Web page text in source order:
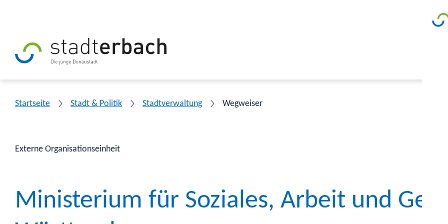
Startseite Stadt & Politik Stadtverwaltung Wegweiser
Externe Organisationseinheit
Ministerium für Soziales, Arbeit und